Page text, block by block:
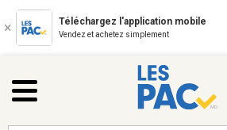
Téléchargez l'application mobile
Vendez et achetez simplement